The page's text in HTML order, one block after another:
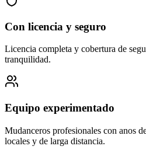
Con licencia y seguro
Licencia completa y cobertura de
tranquilidad.
Equipo experimentado
Mudanceros profesionales con anos
locales y de larga distancia.